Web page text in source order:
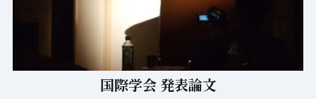
国際学会 発表論文